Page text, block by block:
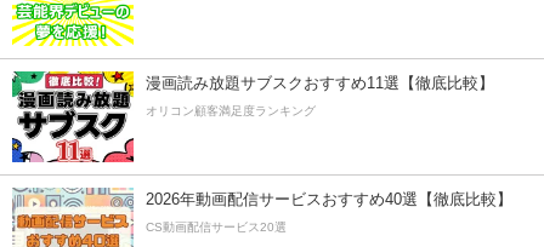
漫画読み放題サブスクおすすめ11選【徹底比較】
オリコン顧客満足度ランキング
2026年動画配信サービスおすすめ40選【徹底比較】
CS動画配信サービス20選